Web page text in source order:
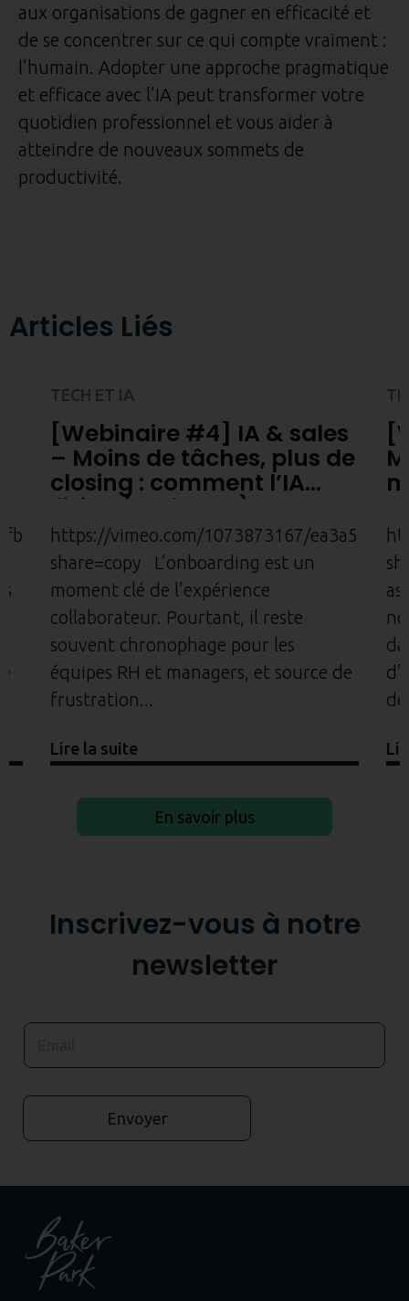
aux organisations de gagner en efficacité et
de se concentrer sur ce qui compte vraiment :
l’humain. Adopter une approche pragmatique
et efficace avec l’IA peut transformer votre
quotidien professionnel et vous aider à
atteindre de nouveaux sommets de
productivité.
Articles Liés
TECH ET IA
[Webinaire #4] IA & sales
– Moins de tâches, plus de
closing : comment l’IA
libère (vraiment) le
potentiel des
commerciaux
https://vimeo.com/1073873167/
share=copy L’onboarding est un
moment clé de l’expérience
collaborateur. Pourtant, il reste
souvent chronophage pour les
équipes RH et managers, et source de
frustration
Lire la suite
En savoir plus
Inscrivez-vous à notre
newsletter
Envoyer